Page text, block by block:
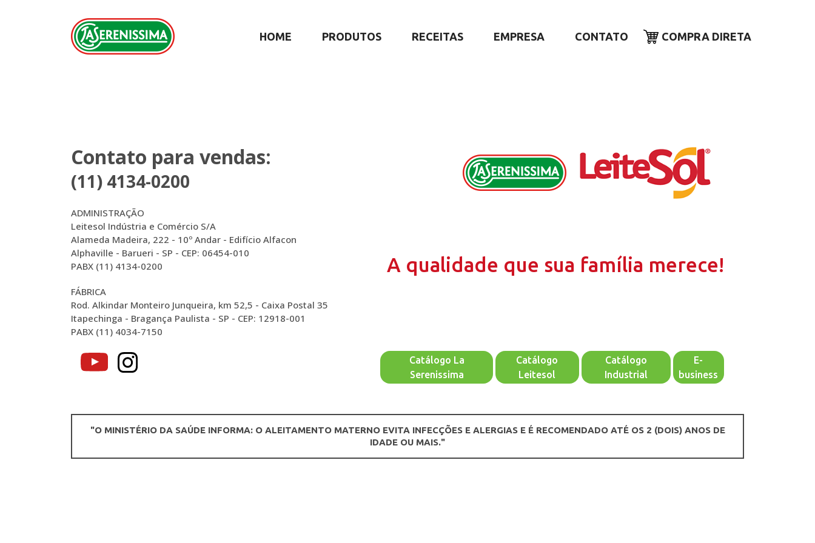
HOME PRODUTOS RECEITAS EMPRESA CONTATO COMPRA DIRETA
Contato para vendas:
(11) 4134-0200
ADMINISTRAÇÃO
Leitesol Indústria e Comércio S/A
Alameda Madeira, 222 - 10º Andar - Edifício Alfacon
Alphaville - Barueri - SP - CEP: 06454-010
PABX (11) 4134-0200
FÁBRICA
Rod. Alkindar Monteiro Junqueira, km 52,5 - Caixa Postal 35
Itapechinga - Bragança Paulista - SP - CEP: 12918-001
PABX (11) 4034-7150
A qualidade que sua família merece!
Catálogo La
Serenissima
Catálogo
Leitesol
Catálogo
Industrial
E-
business
"O MINISTÉRIO DA SAÚDE INFORMA: O ALEITAMENTO MATERNO EVITA INFECÇÕES E ALERGIAS E É RECOMENDADO ATÉ OS 2 (DOIS) ANOS DE
IDADE OU MAIS."